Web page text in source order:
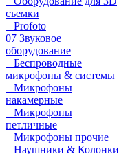
съемки
Profoto
07 Звуковое
оборудование
Беспроводные
микрофоны & системы
Микрофоны
накамерные
Микрофоны
петличные
Микрофоны прочие
Наушники & Колонки